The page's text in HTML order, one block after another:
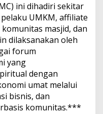
ini dihadiri sekitar
UMKM, affiliate
masjid, dan
dilaksanakan oleh
forum
yang
dengan
umat melalui
bisnis, dan
komunitas.***